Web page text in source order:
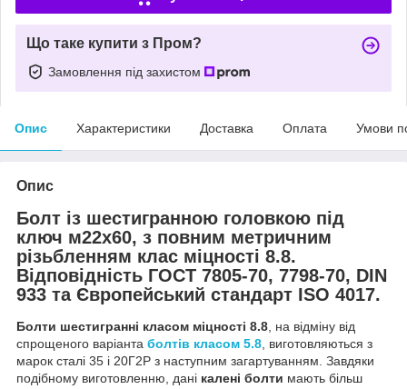
Що таке купити з Пром?
Замовлення під захистом
Опис Характеристики Доставка Оплата Умови
Опис
Болт із шестигранною головкою під
ключ м22х60, з повним метричним
різьбленням клас міцності 8.8.
Відповідність ГОСТ 7805-70, 7798-70, DIN
933 та Європейський стандарт ISO 4017.
Болти шестигранні класом міцності 8.8, на відміну від
спрощеного варіанта болтів класом 5.8, виготовляються з
марок сталі 35 і 20Г2Р з наступним загартуванням. Завдяки
подібному виготовленню, дані калені болти мають більш